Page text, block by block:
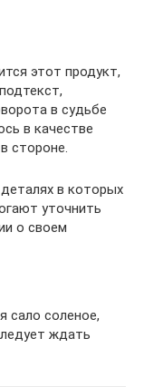
этот продукт,
в судьбе
в качестве
стороне.
в которых
уточнить
о своем
сало соленое,
ждать